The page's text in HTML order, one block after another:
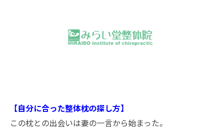
【自分に合った整体枕の探し方】
この枕との出会いは妻の一言から始まった。